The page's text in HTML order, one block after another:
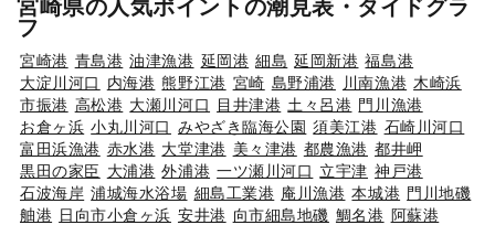
宮崎県の人気ポイントの潮見表・タイドグラ
フ
宮崎港 青島港 油津漁港 延岡港 細島 延岡新港 福島港
大淀川河口
内海港 熊野江港 宮崎 島野浦港 川南漁港 木崎浜
市振港 高松港 大瀬川河口 目井津港 土々呂港 門川漁港
お倉ヶ浜 小丸川河口 みやざき臨海公園 須美江港 石崎川河口
富田浜漁港 赤水港 大堂津港 美々津港 都農漁港 都井岬
黒田の家臣 大浦港 外浦港 一ツ瀬川河口 立宇津 神戸港
石波海岸 浦城海水浴場 細島工業港 庵川漁港 本城港 門川地磯
舳港 日向市小倉ヶ浜 安井港 向市細島地磯 鯛名港 阿蘇港